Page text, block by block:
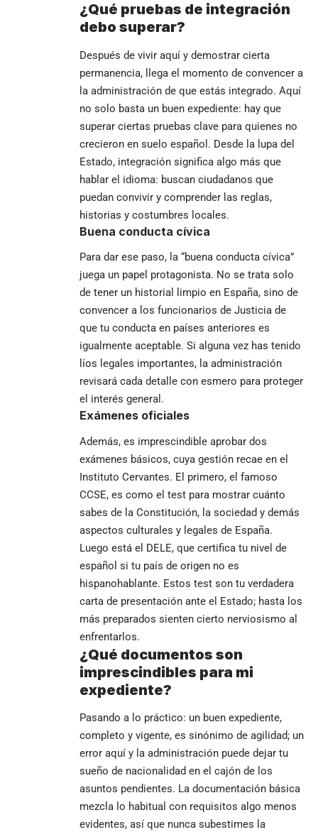
¿Qué pruebas de integración
debo superar?
Después de vivir aquí y demostrar cierta
permanencia, llega el momento de convencer a
la administración de que estás integrado. Aquí
no solo basta un buen expediente: hay que
superar ciertas pruebas clave para quienes no
crecieron en suelo español. Desde la lupa del
Estado, integración significa algo más que
hablar el idioma: buscan ciudadanos que
puedan convivir y comprender las reglas,
historias y costumbres locales.
Buena conducta cívica
Para dar ese paso, la “buena conducta cívica”
juega un papel protagonista. No se trata solo
de tener un historial limpio en España, sino de
convencer a los funcionarios de Justicia de
que tu conducta en países anteriores es
igualmente aceptable. Si alguna vez has tenido
líos legales importantes, la administración
revisará cada detalle con esmero para proteger
el interés general.
Exámenes oficiales
Además, es imprescindible aprobar dos
exámenes básicos, cuya gestión recae en el
Instituto Cervantes. El primero, el famoso
CCSE, es como el test para mostrar cuánto
sabes de la Constitución, la sociedad y demás
aspectos culturales y legales de España.
Luego está el DELE, que certifica tu nivel de
español si tu país de origen no es
hispanohablante. Estos test son tu verdadera
carta de presentación ante el Estado; hasta los
más preparados sienten cierto nerviosismo al
enfrentarlos.
¿Qué documentos son
imprescindibles para mi
expediente?
Pasando a lo práctico: un buen expediente,
completo y vigente, es sinónimo de agilidad; un
error aquí y la administración puede dejar tu
sueño de nacionalidad en el cajón de los
asuntos pendientes. La documentación básica
mezcla lo habitual con requisitos algo menos
evidentes, así que nunca subestimes la